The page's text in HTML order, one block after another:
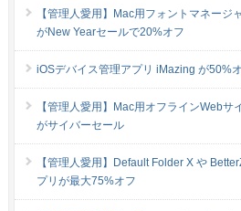
【管理人愛用】Mac用フォントマネージ
がNew Yearセールで20%オフ
iOSデバイス管理アプリ iMazing が50%
【管理人愛用】Mac用オフラインWeb
がサイバーセール
【管理人愛用】Default Folder X や
プリが最大75%オフ